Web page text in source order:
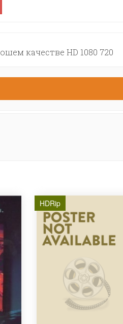
качестве HD 1080 720
HDRip